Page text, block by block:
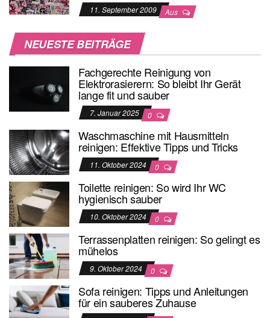
11. September 2009 Aus
NEUESTE BEITRÄGE
Fachgerechte Reinigung von
Elektrorasierern: So bleibt Ihr Gerät
lange fit und sauber
7. Januar 2025 0
Waschmaschine mit Hausmitteln
reinigen: Effektive Tipps und Tricks
11. Oktober 2024 0
Toilette reinigen: So wird Ihr WC
hygienisch sauber
10. Oktober 2024 0
Terrassenplatten reinigen: So gelingt es
mühelos
9. Oktober 2024 0
Sofa reinigen: Tipps und Anleitungen
für ein sauberes Zuhause